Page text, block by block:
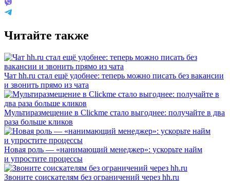
Читайте также
Чат hh.ru стал ещё удобнее: теперь можно писать без вакансии
и звонить прямо из чата
Мультиразмещение в Clickme стало выгоднее: получайте в два
раза больше кликов
Новая роль — «нанимающий менеджер»: ускорьте найм
и упростите процессы
Звоните соискателям без ограничений через hh.ru